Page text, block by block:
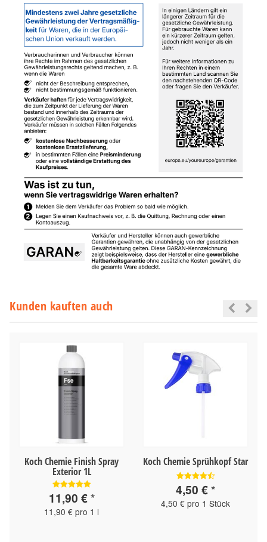
Kunden kauften auch
Koch Chemie Finish Spray
Exterior 1L
11,90 €*
11,90 € pro 1 l
Koch Chemie Sprühkopf Star
4,50 €*
4,50 € pro 1 Stück